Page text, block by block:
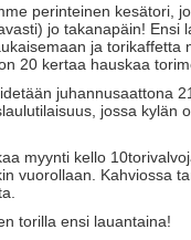
perinteinen kesätori,
jo takanapäin! Ensi
ja
20 kertaa hauskaa
juhannusaattona
jossa kylän
myynti kello
vuorollaan. Kahviossa
torilla ensi lauantaina!